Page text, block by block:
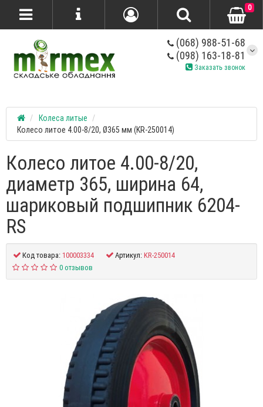
(068) 988-51-68
(098) 163-18-81
Заказать звонок
0
Колеса литые
Колесо литое 4.00-8/20, Ø365 мм (KR-250014)
Колесо литое 4.00-8/20,
диаметр 365, ширина 64,
шариковый подшипник 6204-
RS
Код товара:100003334 Артикул:KR-250014
0 отзывов